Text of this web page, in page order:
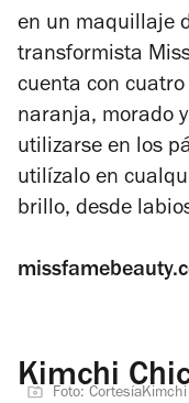
en un maquillaje
transformista
cuenta con
naranja, morado
utilizarse en los
utilízalo en
brillo, desde
Kimchi
Foto: CortesíaKimchi